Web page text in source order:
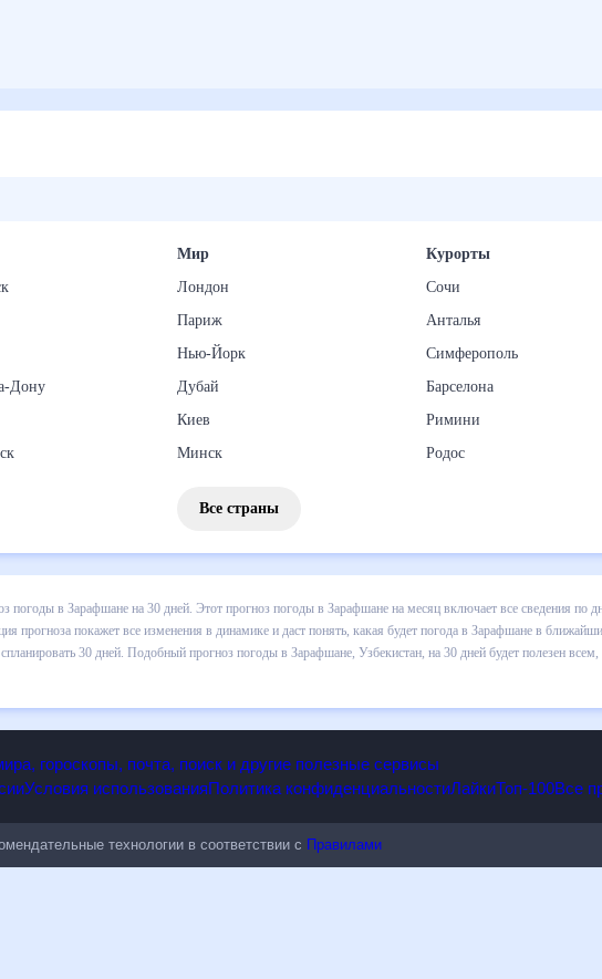
Дону
Мир
Лондон
Париж
Нью-Йорк
Дубай
Киев
Минск
Курорты
Сочи
Анталья
Симферополь
Барселона
Римини
Родос
Все страны
прогноз погоды в Зарафшане на 30 дней. Этот прогноз погоды в
, выпадении осадков т.д. Хорошая визуализация прогноза покажет все
Зарафшане в ближайший месяц, к каким изменениям нужно быть готовым и как
в Зарафшане, Узбекистан, на 30 дней будет полезен всем, в том числе людям,
гороскопы, почта, поиск и другие полезные сервисы
технологии в соответствии сПравилами